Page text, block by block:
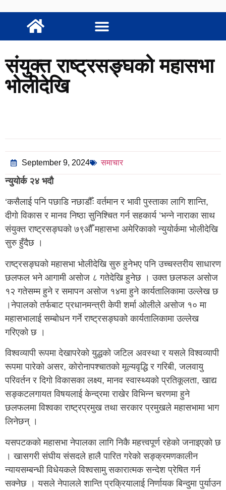
संयुक्त राष्ट्रसङ्घको महासभा
भोलीदेखि
September 9, 2024 समाचार
न्युयोर्क २४ भदौ
‘कसैलाई पनि पछाडि नछाडौँः वर्तमान र भावी पुस्ताका लागि शान्ति,
दीगो विकास र मानव निष्ठा सुनिश्चित गर्न सहकार्य ’भन्ने नाराका साथ
संयुक्त राष्ट्रसङ्घको ७९औँ महासभा अमेरिकाको न्युयोर्कमा भोलीदेखि
सुरु हुँदैछ ।
राष्ट्रसङ्घको महासभा भोलीदेखि सुरु हुनेभए पनि उच्चस्तरीय साधारण
छलफल भने आगामी असोज ८ गतेदेखि हुनेछ । उक्त छलफल असोज
१२ गतेसम्म हुने र समापन असोज १४मा हुने कार्यतालिकामा उल्लेख छ
।नेपालको तर्फबाट प्रधानमन्त्री केपी शर्मा ओलीले असोज १० मा
महासभालाई सम्बोधन गर्ने राष्ट्रसङ्घको कार्यतालिकामा उल्लेख
गरिएको छ ।
विश्वव्यापी रूपमा देखापरेको युद्धको जटिल अवस्था र यसले विश्वव्यापी
रूपमा पारेको असर, कोरोनापश्चातको मूल्यवृद्धि र गरिबी, जलवायु
परिवर्तन र दिगो विकासका लक्ष्य, मानव स्वास्थ्यको प्रतिकूलता, खाद्य
सङ्कटलगायत विषयलाई केन्द्रमा राखेर विभिन्न चरणमा हुने
छलफलमा विश्वका राष्ट्रप्रमुख तथा सरकार प्रमुखले महासभामा भाग
लिनेछन् ।
यसपटकको महासभा नेपालका लागि निकै महत्त्वपूर्ण रहेको जनाइएको छ
। खासगरी संघीय संसदले हालै पारित गरेको सङ्क्रमणकालीन
न्यायसम्बन्धी विधेयकले विश्वसामु सकारात्मक सन्देश प्रेषित गर्न
सक्नेछ । यसले नेपालले शान्ति प्रक्रियालाई निर्णायक बिन्दुमा पुर्याउन